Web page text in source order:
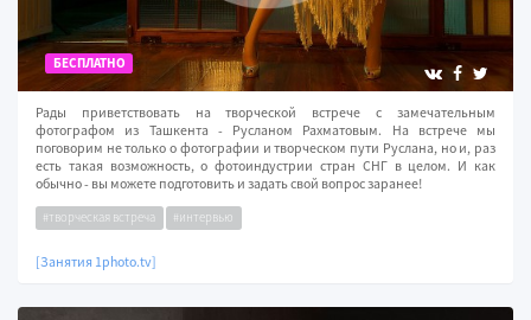
БЕСПЛАТНО
Рады приветствовать на творческой встрече с замечательным
фотографом из Ташкента - Русланом Рахматовым. На встрече мы
поговорим не только о фотографии и творческом пути Руслана, но и, раз
есть такая возможность, о фотоиндустрии стран СНГ в целом. И как
обычно - вы можете подготовить и задать свой вопрос заранее!
#творческая встреча #интервью
[Занятия 1photo.tv]